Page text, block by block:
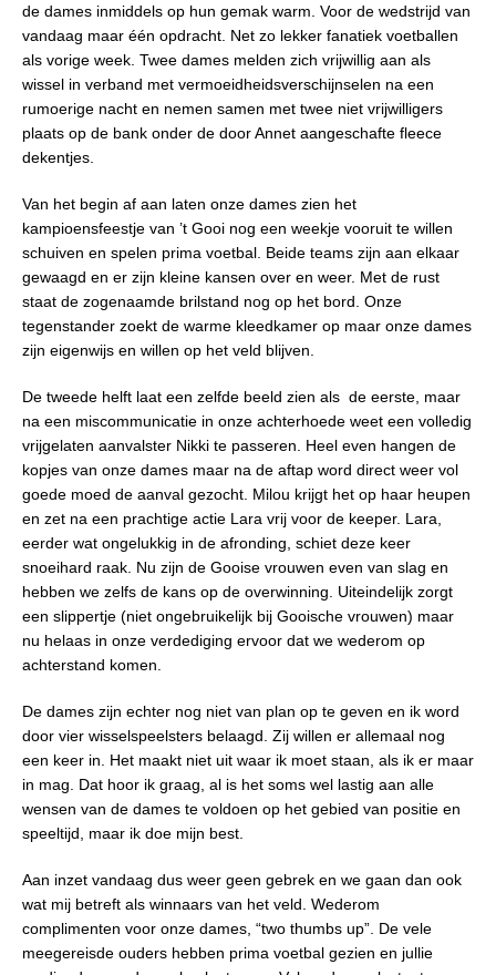
de dames inmiddels op hun gemak warm. Voor de wedstrijd van
vandaag maar één opdracht. Net zo lekker fanatiek voetballen
als vorige week. Twee dames melden zich vrijwillig aan als
wissel in verband met vermoeidheidsverschijnselen na een
rumoerige nacht en nemen samen met twee niet vrijwilligers
plaats op de bank onder de door Annet aangeschafte fleece
dekentjes.
Van het begin af aan laten onze dames zien het
kampioensfeestje van ’t Gooi nog een weekje vooruit te willen
schuiven en spelen prima voetbal. Beide teams zijn aan elkaar
gewaagd en er zijn kleine kansen over en weer. Met de rust
staat de zogenaamde brilstand nog op het bord. Onze
tegenstander zoekt de warme kleedkamer op maar onze dames
zijn eigenwijs en willen op het veld blijven.
De tweede helft laat een zelfde beeld zien als de eerste, maar
na een miscommunicatie in onze achterhoede weet een volledig
vrijgelaten aanvalster Nikki te passeren. Heel even hangen de
kopjes van onze dames maar na de aftap word direct weer vol
goede moed de aanval gezocht. Milou krijgt het op haar heupen
en zet na een prachtige actie Lara vrij voor de keeper. Lara,
eerder wat ongelukkig in de afronding, schiet deze keer
snoeihard raak. Nu zijn de Gooise vrouwen even van slag en
hebben we zelfs de kans op de overwinning. Uiteindelijk zorgt
een slippertje (niet ongebruikelijk bij Gooische vrouwen) maar
nu helaas in onze verdediging ervoor dat we wederom op
achterstand komen.
De dames zijn echter nog niet van plan op te geven en ik word
door vier wisselspeelsters belaagd. Zij willen er allemaal nog
een keer in. Het maakt niet uit waar ik moet staan, als ik er maar
in mag. Dat hoor ik graag, al is het soms wel lastig aan alle
wensen van de dames te voldoen op het gebied van positie en
speeltijd, maar ik doe mijn best.
Aan inzet vandaag dus weer geen gebrek en we gaan dan ook
wat mij betreft als winnaars van het veld. Wederom
complimenten voor onze dames, “two thumbs up”. De vele
meegereisde ouders hebben prima voetbal gezien en jullie